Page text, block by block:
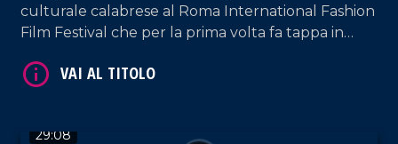
culturale calabrese al Roma International Fashion
Film Festival che per la prima volta fa tappa in
29:08
VAI AL TITOLO